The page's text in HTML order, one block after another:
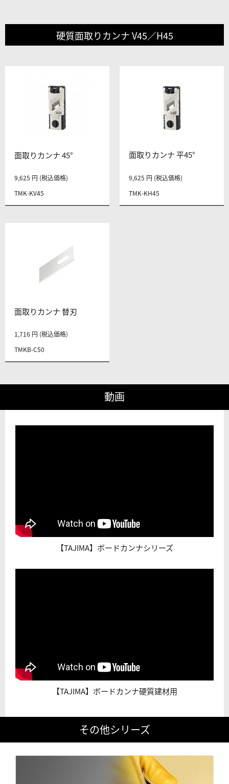
硬質面取りカンナ V45／H45
面取りカンナ 45°
TMK-KV45
9,625 円 (税込価格)
面取りカンナ 平45°
TMK-KH45
9,625 円 (税込価格)
面取りカンナ 替刃
TMKB-C50
1,716 円 (税込価格)
動画
【TAJIMA】ボードカンナシリーズ
【TAJIMA】ボードカンナ硬質建材用
その他シリーズ